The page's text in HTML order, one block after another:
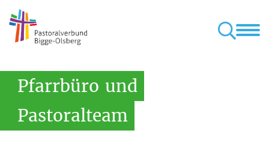
Pfarrbüro und
Pastoralteam